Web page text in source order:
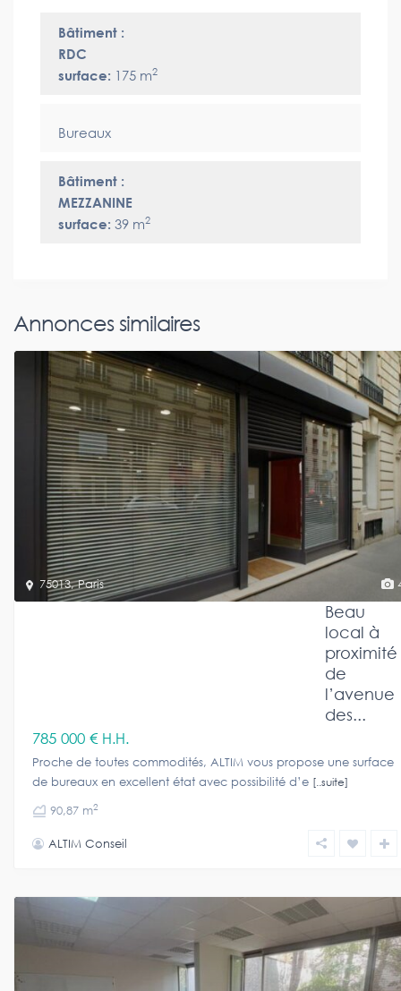
Bâtiment :
RDC
surface: 175 m2
Bureaux
Bâtiment :
MEZZANINE
surface: 39 m2
Annonces similaires
75013,Paris
Beau
local à
proximité
de
l’avenue
des...
785 000 € H.H.
Proche de toutes commodités, ALTIM vous propose une surface
de bureaux en excellent état avec possibilité d’e [..suite]
90,87 m2
ALTIM Conseil